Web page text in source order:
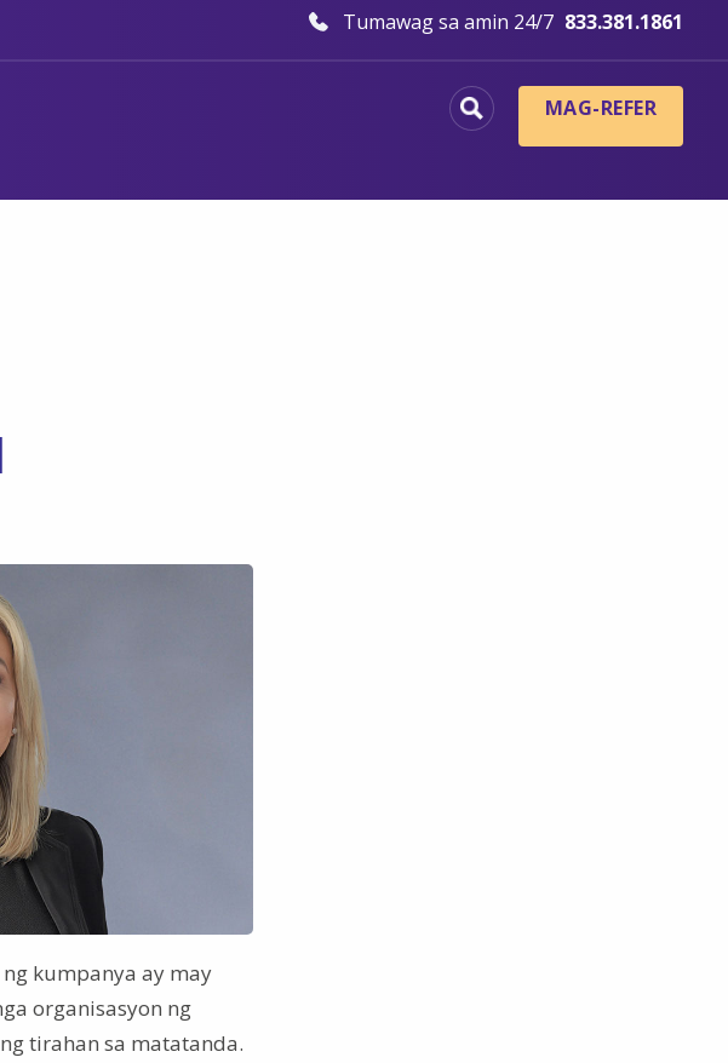
Tumawag sa amin 24/7 833.381.1861
MAG-REFER
kumpanya ay may
organisasyon ng
tirahan sa matatanda.